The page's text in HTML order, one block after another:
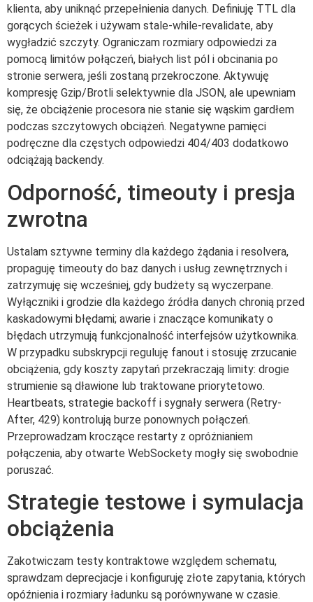
klienta, aby uniknąć przepełnienia danych. Definiuję TTL dla
gorących ścieżek i używam stale-while-revalidate, aby
wygładzić szczyty. Ograniczam rozmiary odpowiedzi za
pomocą limitów połączeń, białych list pól i obcinania po
stronie serwera, jeśli zostaną przekroczone. Aktywuję
kompresję Gzip/Brotli selektywnie dla JSON, ale upewniam
się, że obciążenie procesora nie stanie się wąskim gardłem
podczas szczytowych obciążeń. Negatywne pamięci
podręczne dla częstych odpowiedzi 404/403 dodatkowo
odciążają backendy.
Odporność, timeouty i presja
zwrotna
Ustalam sztywne terminy dla każdego żądania i resolvera,
propaguję timeouty do baz danych i usług zewnętrznych i
zatrzymuję się wcześniej, gdy budżety są wyczerpane.
Wyłączniki i grodzie dla każdego źródła danych chronią przed
kaskadowymi błędami; awarie i znaczące komunikaty o
błędach utrzymują funkcjonalność interfejsów użytkownika.
W przypadku subskrypcji reguluję fanout i stosuję zrzucanie
obciążenia, gdy koszty zapytań przekraczają limity: drogie
strumienie są dławione lub traktowane priorytetowo.
Heartbeats, strategie backoff i sygnały serwera (Retry-
After, 429) kontrolują burze ponownych połączeń.
Przeprowadzam kroczące restarty z opróżnianiem
połączenia, aby otwarte WebSockety mogły się swobodnie
poruszać.
Strategie testowe i symulacja
obciążenia
Zakotwiczam testy kontraktowe względem schematu,
sprawdzam deprecjacje i konfiguruję złote zapytania, których
opóźnienia i rozmiary ładunku są porównywane w czasie.